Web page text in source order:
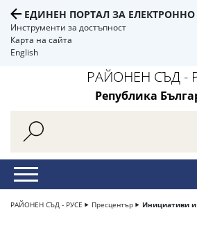
ЕДИНЕН ПОРТАЛ ЗА
Инструменти за достъпност
Карта на сайта
English
РАЙОНЕН СЪД -
Република
РАЙОНЕН СЪД - РУСЕ Пресцентър Инициативи